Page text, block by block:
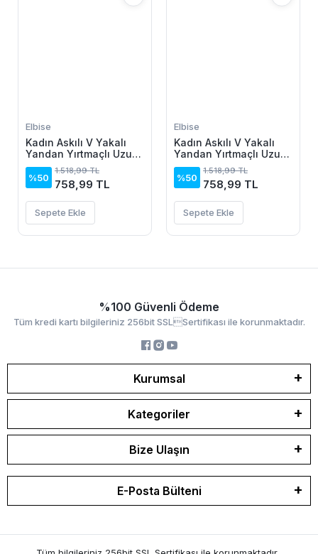
Elbise
Kadın Askılı V Yakalı
Yandan Yırtmaçlı Uzun
Viskon Elbise
%50
1.518,99 TL
758,99 TL
Sepete Ekle
Elbise
Kadın Askılı V Yakalı
Yandan Yırtmaçlı Uzun
Viskon Elbise
%50
1.518,99 TL
758,99 TL
Sepete Ekle
%100 Güvenli Ödeme
Tüm kredi kartı bilgileriniz 256bit SSLSertifikası ile korunmaktadır.
Kurumsal
Kategoriler
Bize Ulaşın
E-Posta Bülteni